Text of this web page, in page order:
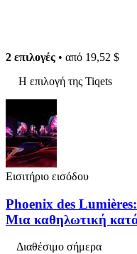
2 επιλογές • από 19,52 $
Η επιλογή της Tiqets
Εισιτήριο εισόδου
Phoenix des
Μια καθηλωτική
Διαθέσιμο σήμερα